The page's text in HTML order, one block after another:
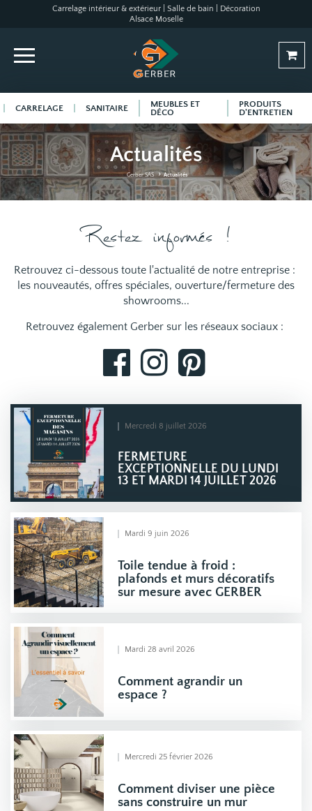
Carrelage intérieur & extérieur | Salle de bain | Décoration
Alsace Moselle
CARRELAGE SANITAIRE
MEUBLES ET
DÉCO
PRODUITS
D'ENTRETIEN
Actualités
Gerber SAS Actualités
Restez informés !
Retrouvez ci-dessous toute l'actualité de notre entreprise :
les nouveautés, offres spéciales, ouverture/fermeture des
showrooms...
Retrouvez également Gerber sur les réseaux sociaux :
Mercredi 8 juillet 2026
FERMETURE
EXCEPTIONNELLE DU LUNDI
13 ET MARDI 14 JUILLET 2026
Mardi 9 juin 2026
Toile tendue à froid :
plafonds et murs décoratifs
sur mesure avec GERBER
Mardi 28 avril 2026
Comment agrandir un
espace ?
Mercredi 25 février 2026
Comment diviser une pièce
sans construire un mur